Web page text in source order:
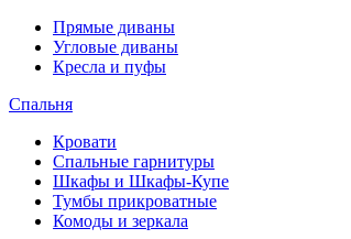
Прямые диваны
Угловые диваны
Кресла и пуфы
Спальня
Кровати
Спальные гарнитуры
Шкафы и Шкафы-Купе
Тумбы прикроватные
Комоды и зеркала